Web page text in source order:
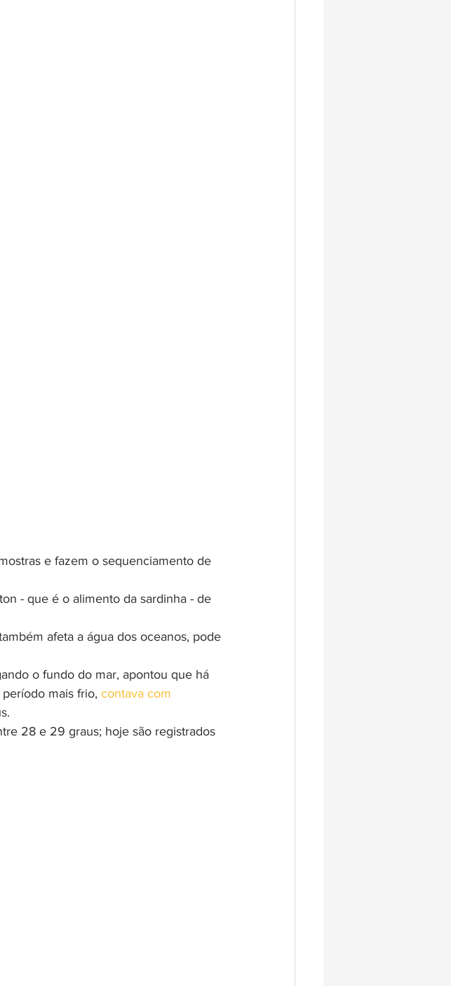
e fazem o sequenciamento de
- que é o alimento da sardinha - de
afeta a água dos oceanos, pode
o fundo do mar, apontou que há
mais frio, contava com
28 e 29 graus; hoje são registrados